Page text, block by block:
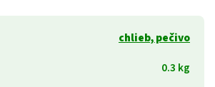
chlieb, pečivo
0.3 kg